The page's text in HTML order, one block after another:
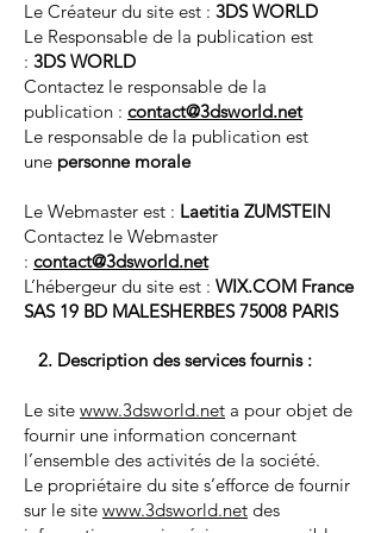
Le Créateur du site est : 3DS WORLD
Le Responsable de la publication est
: 3DS WORLD
Contactez le responsable de la
publication : contact@3dsworld.net
Le responsable de la publication est
une personne morale
Le Webmaster est : Laetitia ZUMSTEIN
Contactez le Webmaster
: contact@3dsworld.net
L’hébergeur du site est : WIX.COM France
SAS 19 BD MALESHERBES 75008 PARIS
2. Description des services fournis :
Le site www.3dsworld.net a pour objet de
fournir une information concernant
l’ensemble des activités de la société.
Le propriétaire du site s’efforce de fournir
sur le site www.3dsworld.net des